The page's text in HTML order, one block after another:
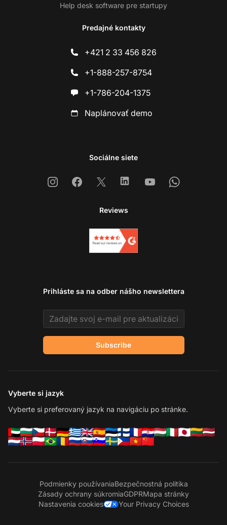
Help desk software pre startupy
Predajné kontakty
+421 2 33 456 826
+1-888-257-8754
+1-786-204-1375
Naplánovať demo
Sociálne siete
InstagramFacebook
X LinkedinYoutubeWhatsapp
Reviews
Prihláste sa na odber nášho newslettera
Email address
Subscribe
Vyberte si jazyk
Vyberte si preferovaný jazyk na navigáciu po stránke.
Podmienky používaniaBezpečnostná politika
Zásady ochrany súkromiaGDPRMapa stránky
Nastavenia cookies
Your Privacy Choices